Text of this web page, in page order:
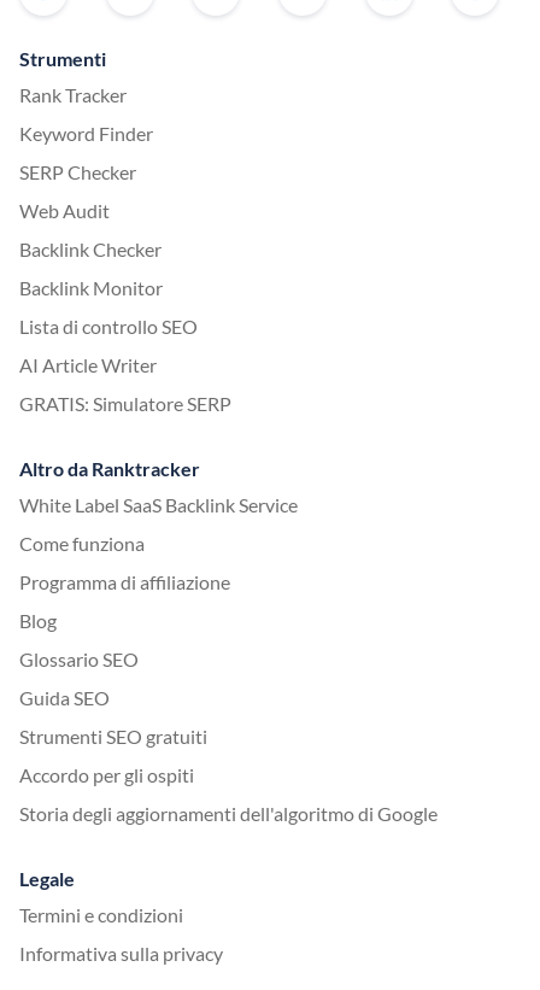
Strumenti
Rank Tracker
Keyword Finder
SERP Checker
Web Audit
Backlink Checker
Backlink Monitor
Lista di controllo SEO
AI Article Writer
GRATIS: Simulatore SERP
Altro da Ranktracker
White Label SaaS Backlink Service
Come funziona
Programma di affiliazione
Blog
Glossario SEO
Guida SEO
Strumenti SEO gratuiti
Accordo per gli ospiti
Storia degli aggiornamenti dell'algoritmo di Google
Legale
Termini e condizioni
Informativa sulla privacy